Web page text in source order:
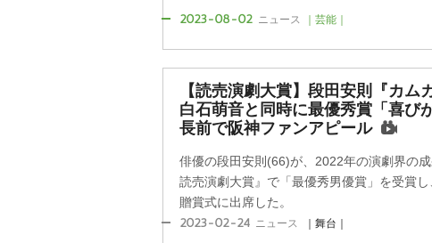
2023-08-02 ニュース ｜芸能｜
【読売演劇大賞】段田安則『カム
白石萌音と同時に最優秀賞「喜び
長前で阪神ファンアピール
俳優の段田安則(66)が、2022年の演劇界の
読売演劇大賞』で「最優秀男優賞」を受賞
贈賞式に出席した。
2023-02-24 ニュース ｜舞台｜